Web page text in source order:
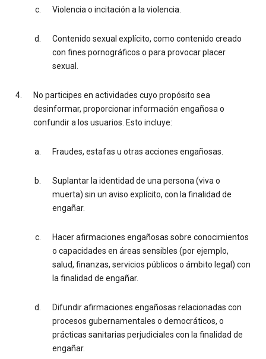
Violencia o incitación a la violencia.
Contenido sexual explícito, como contenido creado
con fines pornográficos o para provocar placer
sexual.
No participes en actividades cuyo propósito sea
desinformar, proporcionar información engañosa o
confundir a los usuarios. Esto incluye:
Fraudes, estafas u otras acciones engañosas.
Suplantar la identidad de una persona (viva o
muerta) sin un aviso explícito, con la finalidad de
engañar.
Hacer afirmaciones engañosas sobre conocimientos
o capacidades en áreas sensibles (por ejemplo,
salud, finanzas, servicios públicos o ámbito legal) con
la finalidad de engañar.
Difundir afirmaciones engañosas relacionadas con
procesos gubernamentales o democráticos, o
prácticas sanitarias perjudiciales con la finalidad de
engañar.